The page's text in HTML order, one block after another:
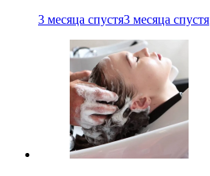
3 месяца спустя3 месяца спустя